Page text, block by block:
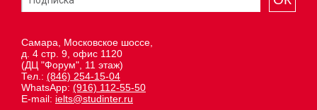
Самара, Московское шоссе,
д. 4 стр. 9, офис 1120
(ДЦ "Форум", 11 этаж)
Тел.: (846) 254-15-04
WhatsApp: (916) 112-55-50
E-mail: ielts@studinter.ru